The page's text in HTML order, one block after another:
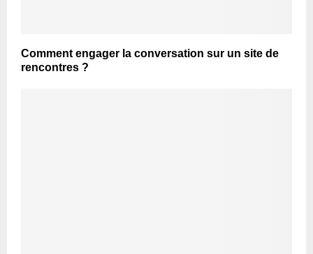
Comment engager la conversation sur un site de
rencontres ?